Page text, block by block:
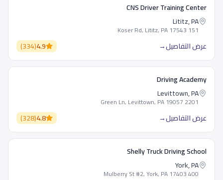
CNS Driver Training Center
Lititz, PA
151 Koser Rd, Lititz, PA 17543
عرض التفاصيل→
4.9
(
334
)
Driving Academy
Levittown, PA
2201 Green Ln, Levittown, PA 19057
عرض التفاصيل→
4.8
(
328
)
Shelly Truck Driving School
York, PA
400 Mulberry St #2, York, PA 17403